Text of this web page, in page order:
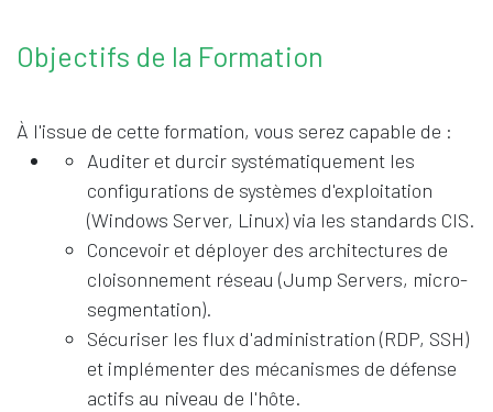
Objectifs de la Formation
À l'issue de cette formation, vous serez capable de :
Auditer et durcir systématiquement les
configurations de systèmes d'exploitation
(Windows Server, Linux) via les standards CIS.
Concevoir et déployer des architectures de
cloisonnement réseau (Jump Servers, micro-
segmentation).
Sécuriser les flux d'administration (RDP, SSH)
et implémenter des mécanismes de défense
actifs au niveau de l'hôte.